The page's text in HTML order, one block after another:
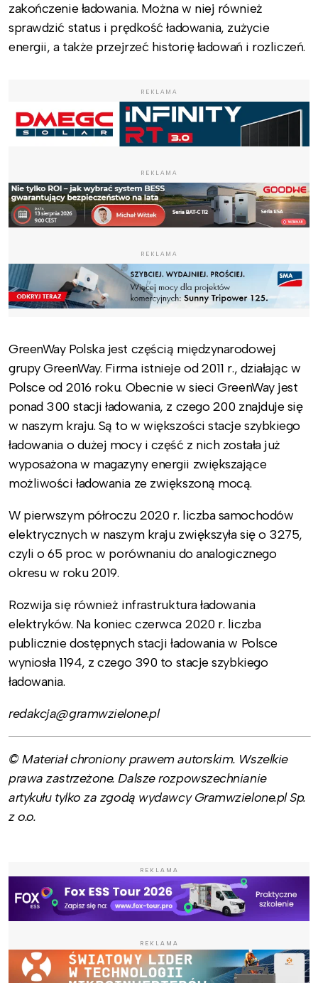
zakończenie ładowania. Można w niej również
sprawdzić status i prędkość ładowania, zużycie
energii, a także przejrzeć historię ładowań i rozliczeń.
REKLAMA
REKLAMA
REKLAMA
GreenWay Polska jest częścią międzynarodowej
grupy GreenWay. Firma istnieje od 2011 r., działając w
Polsce od 2016 roku. Obecnie w sieci GreenWay jest
ponad 300 stacji ładowania, z czego 200 znajduje się
w naszym kraju. Są to w większości stacje szybkiego
ładowania o dużej mocy i część z nich została już
wyposażona w magazyny energii zwiększające
możliwości ładowania ze zwiększoną mocą.
W pierwszym półroczu 2020 r. liczba samochodów
elektrycznych w naszym kraju zwiększyła się o 3275,
czyli o 65 proc. w porównaniu do analogicznego
okresu w roku 2019.
Rozwija się również infrastruktura ładowania
elektryków. Na koniec czerwca 2020 r. liczba
publicznie dostępnych stacji ładowania w Polsce
wyniosła 1194, z czego 390 to stacje szybkiego
ładowania.
redakcja@gramwzielone.pl
© Materiał chroniony prawem autorskim. Wszelkie
prawa zastrzeżone. Dalsze rozpowszechnianie
artykułu tylko za zgodą wydawcy Gramwzielone.pl Sp.
z o.o.
REKLAMA
REKLAMA